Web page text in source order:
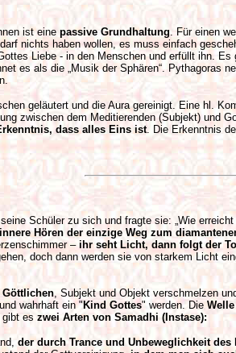
ist eine passive Grundhaltung. Für einen
nichts haben wollen, es muss einfach
Liebe - in den Menschen und erfüllt ihn.
es als die „Musik der Sphären“. Pythagoras
geläutert und die Aura gereinigt. Eine hl.
zwischen dem Meditierenden (Subjekt) und
dass alles Eins ist. Die Erkenntnis
Schüler zu sich und fragte sie: „Wie erreicht
Hören der einzige Weg zum
– ihr seht Licht, dann folgt der
doch dann werden sie von starkem Licht
, Subjekt und Objekt verschmelzen
wahrhaft ein "Kind Gottes" werden. Die
es zwei Arten von Samadhi (Instase):
der durch Trance und Unbeweglichkeit